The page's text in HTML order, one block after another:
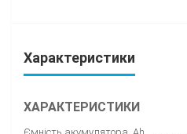
Характеристики
ХАРАКТЕРИСТИКИ
Ємність акумулятора, Ah